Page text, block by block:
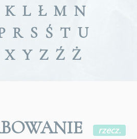
K L Ł M N
R S Ś T U
X Y Z Ź Ż
rzecz.